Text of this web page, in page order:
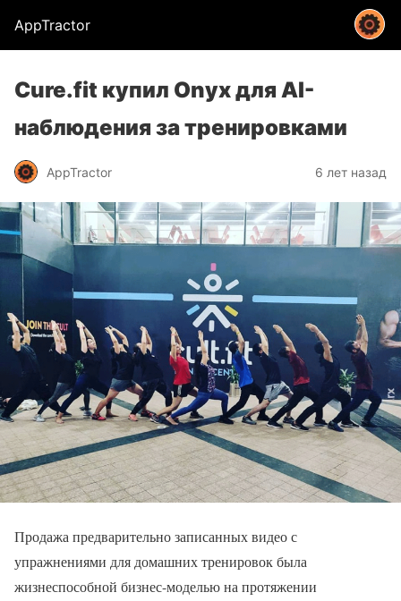
AppTractor
Cure.fit купил Onyx для AI-
наблюдения за тренировками
AppTractor 6 лет назад
Продажа предварительно записанных видео с
упражнениями для домашних тренировок была
жизнеспособной бизнес-моделью на протяжении